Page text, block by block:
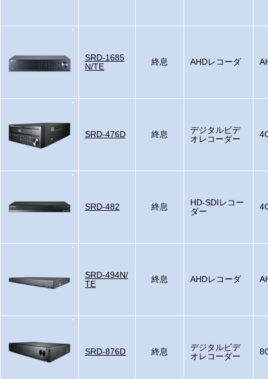
SRD-1685
N/TE
終息 AHDレコーダ
SRD-476D 終息
デジタルビデ
オレコーダー
SRD-482 終息
HD-SDIレコー
ダー
SRD-494N/
TE
終息 AHDレコーダ
SRD-876D 終息
デジタルビデ
オレコーダー